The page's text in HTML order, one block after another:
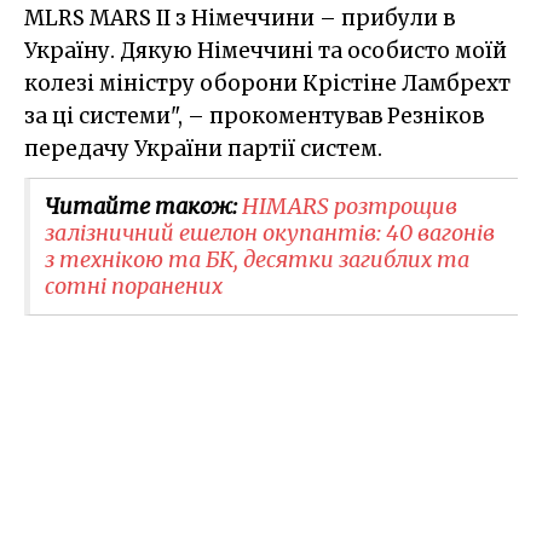
MLRS MARS II з Німеччини – прибули в
Україну. Дякую Німеччині та особисто моїй
колезі міністру оборони Крістіне Ламбрехт
за ці системи", – прокоментував Резніков
передачу України партії систем.
Читайте також:HIMARS розтрощив
залізничний ешелон окупантів: 40 вагонів
з технікою та БК, десятки загиблих та
сотні поранених